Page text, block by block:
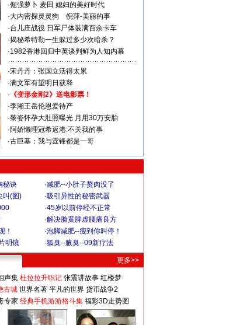
·倔强萝卜 麦田 媳妇的美好时代
·大内密探灵灵狗
倪萍-美丽的事
·台儿庄战役 日军尸体装满百余卡车
·揭秘希特勒一生躲过多少次暗杀？
·1982香港回归中英谈判鲜为人知内幕
·宋丹丹：张国立活得太累
·满文军有望明日获释
· 《变形金刚2》送电影票！
·李湘王岳伦恩爱待产
·黎姿怀孕大肚照曝光 月用30万安胎
·阿娇懒理冠希返港:不关我的事
·古巨基：我与霆锋都是一哥
秘诀 ·减肥--小肚子赘肉没了
叫(图) ·吸引异性的秘密武器
·45岁以前停经不正常
·解决脸黄脾虚腰痛良方
！ ·泡脚减肥--瘦到你叫停！
明镜 ·狐臭--腋臭--09新疗法
更多>>
声集 杜拉拉升职记 张震讲故事 红楼梦
古城 世界名著 平凡的世界 货币战争2
专家 经典手机游游格斗集 福彩3D走势图